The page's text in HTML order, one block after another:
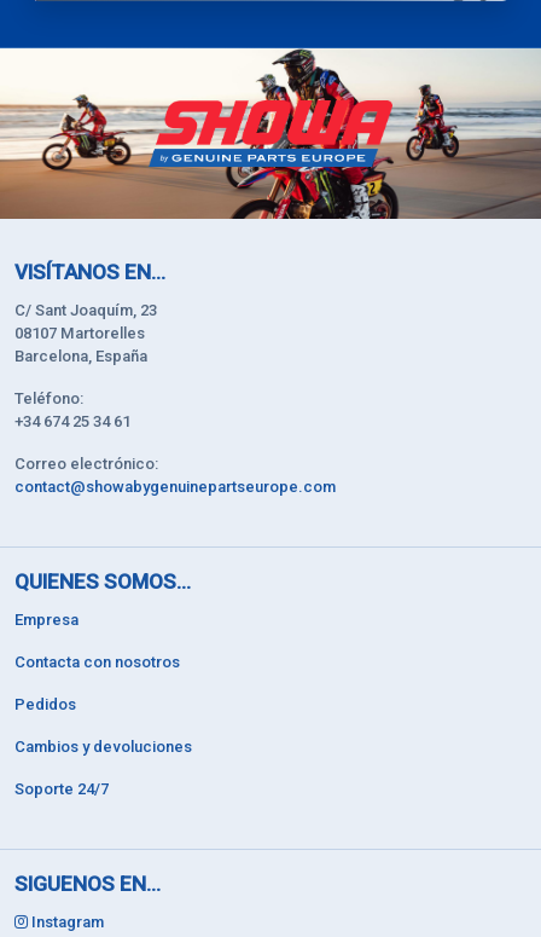
VISÍTANOS EN...
C/ Sant Joaquím, 23
08107 Martorelles
Barcelona, España
Teléfono:
+34 674 25 34 61
Correo electrónico:
contact@showabygenuinepartseurope.com
QUIENES SOMOS...
Empresa
Contacta con nosotros
Pedidos
Cambios y devoluciones
Soporte 24/7
SIGUENOS EN...
Instagram